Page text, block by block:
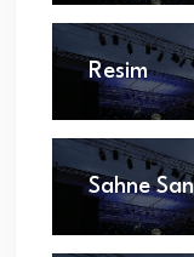
Resim
Sahne